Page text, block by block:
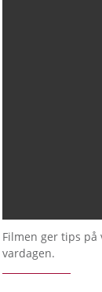
Filmen ger tips
vardagen.